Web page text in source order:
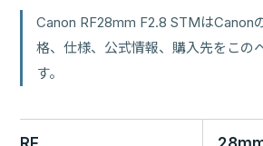
Canon RF28mm F2.8 STMはCanon
格、仕様、公式情報、購入先をこの
す。